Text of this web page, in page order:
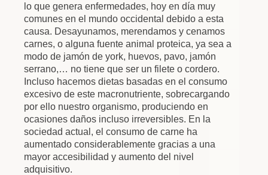
lo que genera enfermedades, hoy en día muy
comunes en el mundo occidental debido a esta
causa. Desayunamos, merendamos y cenamos
carnes, o alguna fuente animal proteica, ya sea a
modo de jamón de york, huevos, pavo, jamón
serrano,… no tiene que ser un filete o cordero.
Incluso hacemos dietas basadas en el consumo
excesivo de este macronutriente, sobrecargando
por ello nuestro organismo, produciendo en
ocasiones daños incluso irreversibles. En la
sociedad actual, el consumo de carne ha
aumentado considerablemente gracias a una
mayor accesibilidad y aumento del nivel
adquisitivo.